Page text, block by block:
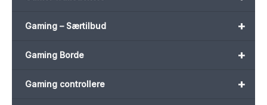
+
Gaming – Særtilbud
+
Gaming Borde
+
Gaming controllere